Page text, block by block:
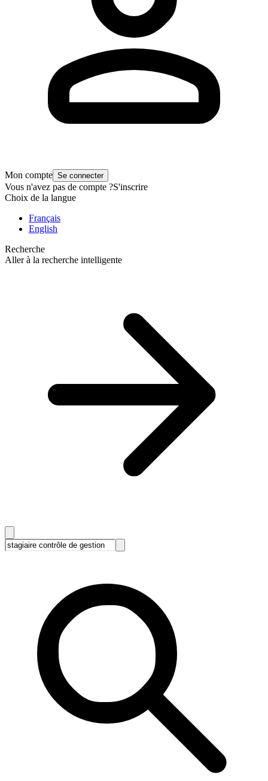
Mon compte Se connecter
Vous n'avez pas de compte ?S'inscrire
Choix de la langue
Français
English
Recherche
Aller à la recherche intelligente